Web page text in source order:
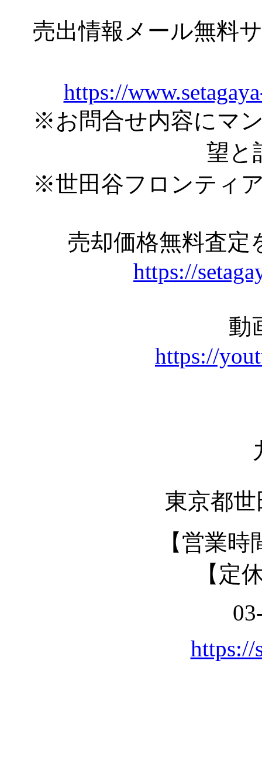
売出情報メール無料
https://
※お問合せ内容にマ
望と
※世田谷フロンティ
売却価格無料査定
https://
動
https://
東京都世
【営業
【定
https://